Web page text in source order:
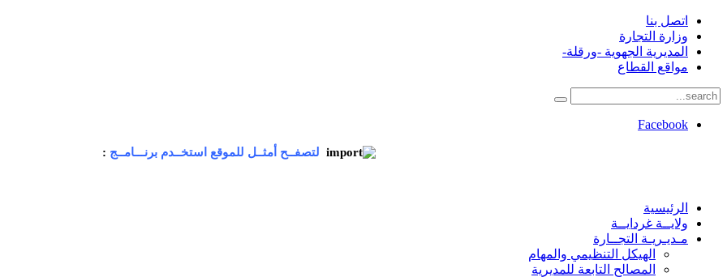
اتصل بنا
وزارة التجارة
المديرية الجهوية -ورقلة-
مواقع القطاع
Facebook
لتصفــح أمثــل للموقع استخــدم برنـــامــج :
الرئيسية
ولايــة غردايــة
مـديـريـة التجــارة
الهيكل التنظيمي والمهام
المصالح التابعة للمديرية